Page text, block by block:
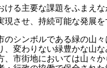
ける主要な課題をふまえ
現させ、持続可能な発展
のシンボルである緑の山
、変わりない緑豊かな山
、市街地においては山々